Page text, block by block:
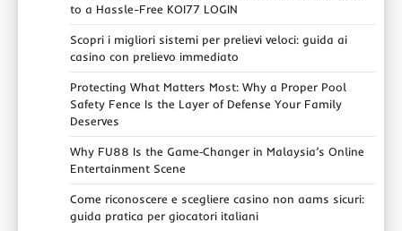
to a Hassle-Free KOI77 LOGIN
Scopri i migliori sistemi per prelievi veloci: guida ai
casino con prelievo immediato
Protecting What Matters Most: Why a Proper Pool
Safety Fence Is the Layer of Defense Your Family
Deserves
Why FU88 Is the Game‑Changer in Malaysia’s Online
Entertainment Scene
Come riconoscere e scegliere casino non aams sicuri:
guida pratica per giocatori italiani